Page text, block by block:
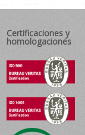
Certificaciones y
homologaciones